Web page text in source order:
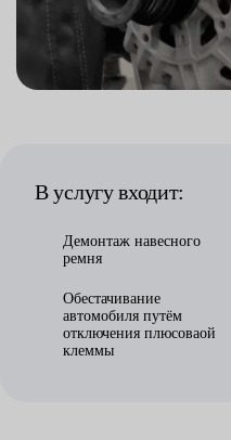
В услугу входит:
Демонтаж навесного
ремня
Обестачивание
автомобиля путём
отключения плюсоваой
клеммы